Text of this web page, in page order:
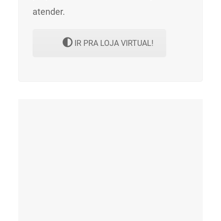
atender.
IR PRA LOJA VIRTUAL!